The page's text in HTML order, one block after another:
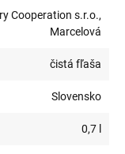
Cooperation s.r.o.,
Marcelová
čistá fľaša
Slovensko
0,7 l